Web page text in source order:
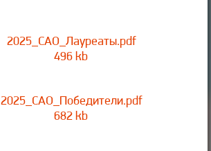
2025_САО_Лауреаты.pdf
496 kb
2025_САО_Победители.pdf
682 kb